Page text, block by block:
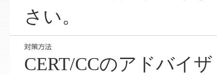
さい。
CERT/CCのアドバイ